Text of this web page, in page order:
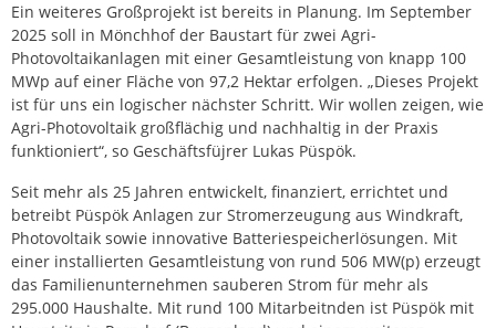
Ein weiteres Großprojekt ist bereits in Planung. Im September
2025 soll in Mönchhof der Baustart für zwei Agri-
Photovoltaikanlagen mit einer Gesamtleistung von knapp 100
MWp auf einer Fläche von 97,2 Hektar erfolgen. „Dieses Projekt
ist für uns ein logischer nächster Schritt. Wir wollen zeigen, wie
Agri-Photovoltaik großflächig und nachhaltig in der Praxis
funktioniert“, so Geschäftsfüjrer Lukas Püspök.
Seit mehr als 25 Jahren entwickelt, finanziert, errichtet und
betreibt Püspök Anlagen zur Stromerzeugung aus Windkraft,
Photovoltaik sowie innovative Batteriespeicherlösungen. Mit
einer installierten Gesamtleistung von rund 506 MW(p) erzeugt
das Familienunternehmen sauberen Strom für mehr als
295.000 Haushalte. Mit rund 100 Mitarbeitnden ist Püspök mit